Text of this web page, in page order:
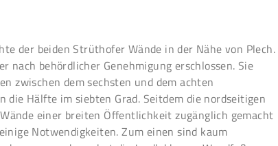
der beiden Strüthofer Wände in der Nähe von Plech.
nach behördlicher Genehmigung erschlossen. Sie
zwischen dem sechsten und dem achten
die Hälfte im siebten Grad. Seitdem die nordseitigen
einer breiten Öffentlichkeit zugänglich gemacht
Notwendigkeiten. Zum einen sind kaum